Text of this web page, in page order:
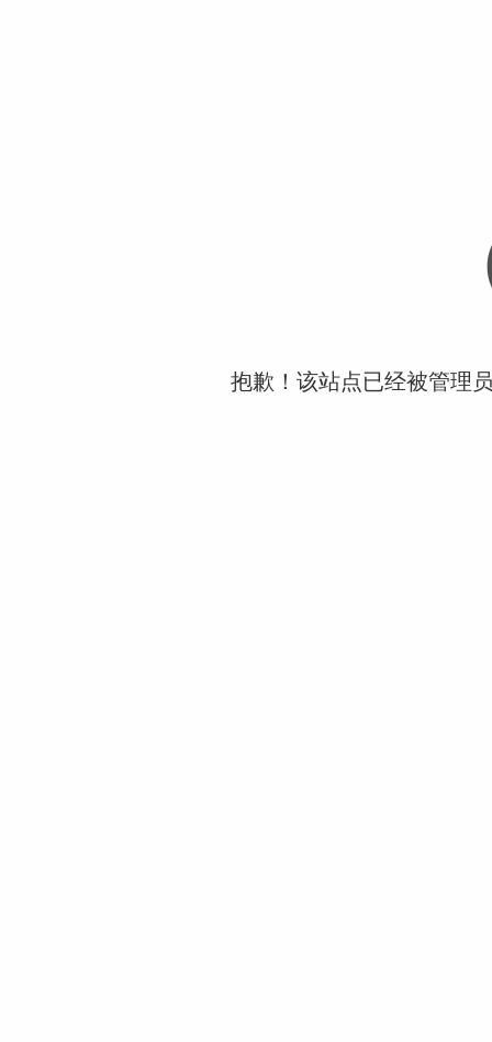
抱歉！该站点已经被管理